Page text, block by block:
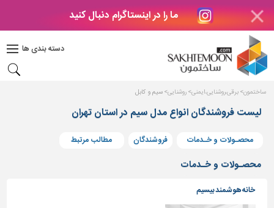
ما را در اینستاگرام دنبال کنید
دسته بندی ها
دکوراسیون
بتن
های
بتنی
و
پنجره
ساختمانی
ساختمون برقی،روشنایی،ایمنی روشنایی سیم و کابل
لیست فروشندگان انواع مدل سیم در استان تهران
محصـولات و خـدمات فروشندگان مطالب مرتبط
محصـولات و خـدمات
خانه هوشمند بیسیم